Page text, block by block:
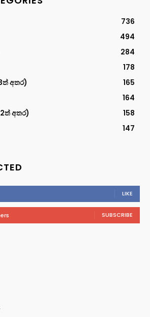
736
494
284
178
අතර)
165
164
අතර)
158
147
LIKE
SUBSCRIBE